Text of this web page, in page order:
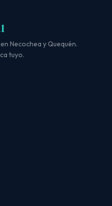
Necochea y Quequén.
tuyo.